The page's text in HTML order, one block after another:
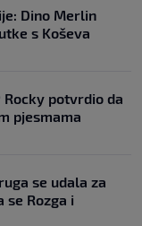
Dino Merlin
s Koševa
potvrdio da
pjesmama
se udala za
se Rozga i